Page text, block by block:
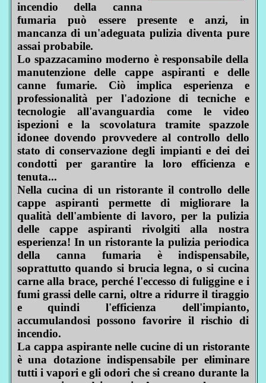
incendio della canna
fumaria può essere presente e anzi, in
mancanza di un'adeguata pulizia diventa pure
assai probabile.
Lo spazzacamino moderno è responsabile della
manutenzione delle cappe aspiranti e delle
canne fumarie. Ciò implica esperienza e
professionalità per l'adozione di tecniche e
tecnologie all'avanguardia come le video
ispezioni e la scovolatura tramite spazzole
idonee dovendo provvedere al controllo dello
stato di conservazione degli impianti e dei dei
condotti per garantire la loro efficienza e
tenuta...
Nella cucina di un ristorante il controllo delle
cappe aspiranti permette di migliorare la
qualità dell'ambiente di lavoro, per la pulizia
delle cappe aspiranti rivolgiti alla nostra
esperienza! In un ristorante la pulizia periodica
della canna fumaria è indispensabile,
soprattutto quando si brucia legna, o si cucina
carne alla brace, perché l'eccesso di fuliggine e i
fumi grassi delle carni, oltre a ridurre il tiraggio
e quindi l'efficienza dell'impianto,
accumulandosi possono favorire il rischio di
incendio.
La cappa aspirante nelle cucine di un ristorante
è una dotazione indispensabile per eliminare
tutti i vapori e gli odori che si creano durante la